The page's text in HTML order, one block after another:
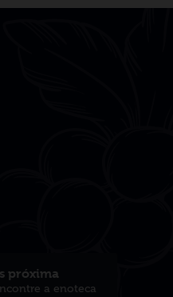
próxima
a enoteca